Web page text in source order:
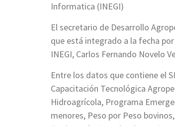
Informatica (INEGI)
El secretario de Desarrollo
que está integrado a la fecha
INEGI, Carlos Fernando Novelo
Entre los datos que contiene el
Capacitación Tecnológica
Hidroagrícola, Programa
menores, Peso por Peso